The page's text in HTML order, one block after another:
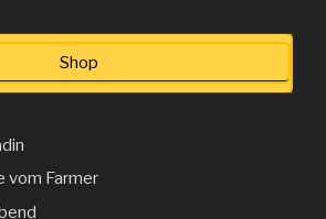
Shop
vom Farmer